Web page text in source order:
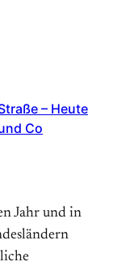
– Heute
Co
Jahr und in